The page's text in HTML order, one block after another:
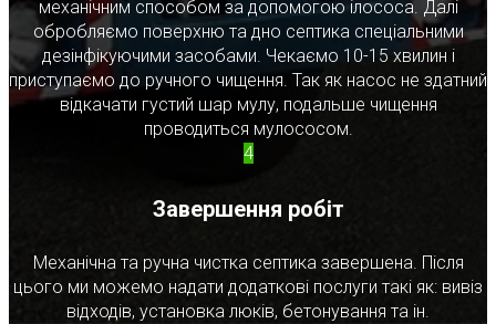
механічним способом за допомогою ілососа. Далі
обробляємо поверхню та дно септика спеціальними
дезінфікуючими засобами. Чекаємо 10-15 хвилин і
приступаємо до ручного чищення. Так як насос не здатний
відкачати густий шар мулу, подальше чищення
проводиться мулососом.
4
Завершення робіт
Механічна та ручна чистка септика завершена. Після
цього ми можемо надати додаткові послуги такі як: вивіз
відходів, установка люків, бетонування та ін.